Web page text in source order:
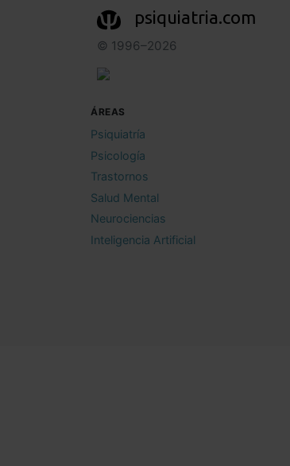
psiquiatria.com
© 1996–2026
ÁREAS
Psiquiatría
Psicología
Trastornos
Salud Mental
Neurociencias
Inteligencia Artificial